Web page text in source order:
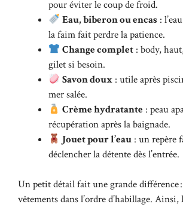
pour éviter le coup de froid.
Eau, biberon ou encas :
la faim fait perdre la patience.
Change complet : body,
gilet si besoin.
Savon doux : utile après
mer salée.
Crème hydratante : peau
récupération après la baignade.
Jouet pour l’eau : un repère
déclencher la détente dès l’entrée.
Un petit détail fait une grande différence
vêtements dans l’ordre d’habillage. Ainsi,